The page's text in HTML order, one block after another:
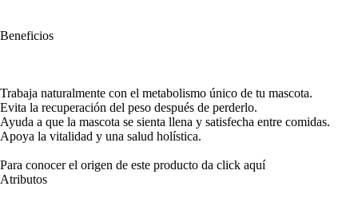
Beneficios
Trabaja naturalmente con el metabolismo único de tu mascota.
Evita la recuperación del peso después de perderlo.
Ayuda a que la mascota se sienta llena y satisfecha entre comidas.
Apoya la vitalidad y una salud holística.
Para conocer el origen de este producto da click aquí
Atributos